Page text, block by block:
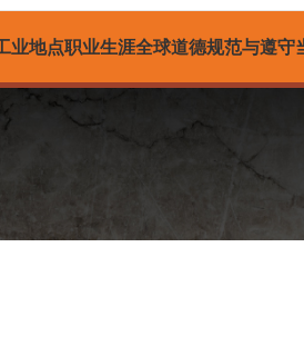
业地点职业生涯全球道德规范与遵守